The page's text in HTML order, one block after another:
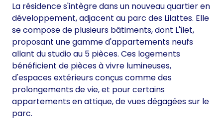
La résidence s'intègre dans un nouveau quartier en
développement, adjacent au parc des Lilattes. Elle
se compose de plusieurs bâtiments, dont L'îlet,
proposant une gamme d'appartements neufs
allant du studio au 5 pièces. Ces logements
bénéficient de pièces à vivre lumineuses,
d'espaces extérieurs conçus comme des
prolongements de vie, et pour certains
appartements en attique, de vues dégagées sur le
parc.